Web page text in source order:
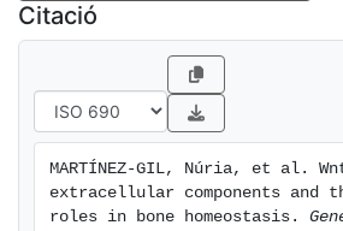
Citació
MARTÍNEZ-GIL, Núria, et al.
extracellular components and
roles in bone homeostasis.